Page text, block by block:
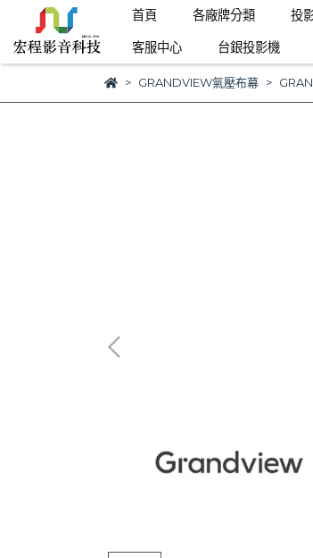
首頁 各廠牌分類 投
客服中心
台銀投影機
GRANDVIEW氣壓布幕